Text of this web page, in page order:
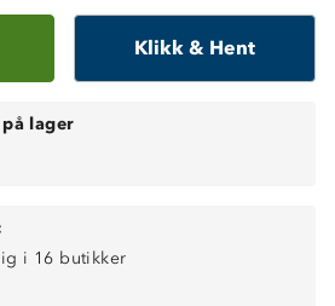
Klikk & Hent
på lager
i 16 butikker